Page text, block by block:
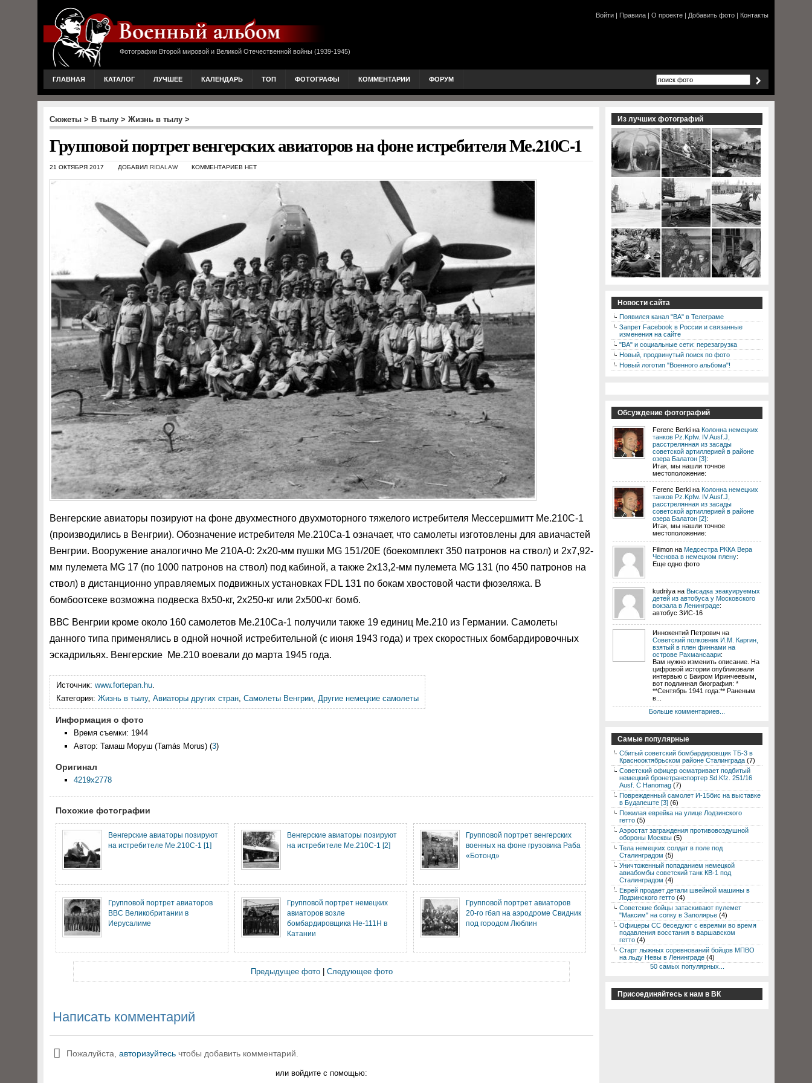
Фотографии Второй мировой и Великой Отечественной войны (1939-1945)
Войти | Правила | О проекте | Добавить фото | Контакты
ГЛАВНАЯ КАТАЛОГ ЛУЧШЕЕ КАЛЕНДАРЬ ТОП ФОТОГРАФЫ КОММЕНТАРИИ ФОРУМ
Сюжеты > В тылу > Жизнь в тылу >
Групповой портрет венгерских авиаторов на фоне истребителя Ме.210С-1
21 ОКТЯБРЯ 2017 ДОБАВИЛ RIDALAW КОММЕНТАРИЕВ НЕТ
Венгерские авиаторы позируют на фоне двухместного двухмоторного тяжелого истребителя Мессершмитт Me.210C-1
(производились в Венгрии). Обозначение истребителя Ме.210Са-1 означает, что самолеты изготовлены для авиачастей
Венгрии. Вооружение аналогично Me 210А-0: 2х20-мм пушки MG 151/20Е (боекомплект 350 патронов на ствол) и 2х7,92-
мм пулемета MG 17 (по 1000 патронов на ствол) под кабиной, а также 2х13,2-мм пулемета MG 131 (по 450 патронов на
ствол) в дистанционно управляемых подвижных установках FDL 131 по бокам хвостовой части фюзеляжа. В
бомбоотсеке возможна подвеска 8х50-кг, 2х250-кг или 2х500-кг бомб.
ВВС Венгрии кроме около 160 самолетов Me.210Са-1 получили также 19 единиц Me.210 из Германии. Самолеты
данного типа применялись в одной ночной истребительной (с июня 1943 года) и трех скоростных бомбардировочных
эскадрильях. Венгерские Ме.210 воевали до марта 1945 года.
Источник: www.fortepan.hu.
Категория: Жизнь в тылу, Авиаторы других стран, Самолеты Венгрии, Другие немецкие самолеты
Информация о фото
Время съемки: 1944
Автор: Тамаш Моруш (Tamás Morus) (3)
Оригинал
4219x2778
Похожие фотографии
Венгерские авиаторы позируют
на истребителе Ме.210С-1 [1]
Венгерские авиаторы позируют
на истребителе Ме.210С-1 [2]
Групповой портрет венгерских
военных на фоне грузовика Раба
«Ботонд»
Групповой портрет авиаторов
ВВС Великобритании в
Иерусалиме
Групповой портрет немецких
авиаторов возле
бомбардировщика He-111H в
Катании
Групповой портрет авиаторов
20-го гбап на аэродроме Свидник
под городом Люблин
Предыдущее фото| Следующее фото
Написать комментарий
Пожалуйста, авторизуйтесь чтобы добавить комментарий.
или войдите с помощью:
Из лучших фотографий
Новости сайта
Появился канал "ВА" в Телеграме
Запрет Facebook в России и связанные
изменения на сайте
"ВА" и социальные сети: перезагрузка
Новый, продвинутый поиск по фото
Новый логотип "Военного альбома"!
Обсуждение фотографий
Ferenc Berki на Колонна немецких
танков Pz.Kpfw. IV Ausf.J,
расстрелянная из засады
советской артиллерией в районе
озера Балатон [3]:
Итак, мы нашли точное
местоположение:
Ferenc Berki на Колонна немецких
танков Pz.Kpfw. IV Ausf.J,
расстрелянная из засады
советской артиллерией в районе
озера Балатон [2]:
Итак, мы нашли точное
местоположение:
Filimon на Медсестра РККА Вера
Чеснова в немецком плену:
Еще одно фото
kudrilya на Высадка эвакуируемых
детей из автобуса у Московского
вокзала в Ленинграде:
автобус ЗИС-16
Иннокентий Петрович на
Советский полковник И.М. Каргин,
взятый в плен финнами на
острове Рахмансаари:
Вам нужно изменить описание. На
цифровой истории опубликовали
интервью с Баиром Иринчеевым,
вот подлинная биография: *
**Сентябрь 1941 года:** Раненым
в...
Больше комментариев...
Самые популярные
Сбитый советский бомбардировщик ТБ-3 в
Краснооктябрьском районе Сталинграда (7)
Советский офицер осматривает подбитый
немецкий бронетранспортер Sd.Kfz. 251/16
Ausf. C Hanomag (7)
Поврежденный самолет И-15бис на выставке
в Будапеште [3] (6)
Пожилая еврейка на улице Лодзинского
гетто (5)
Аэростат заграждения противовоздушной
обороны Москвы (5)
Тела немецких солдат в поле под
Сталинградом (5)
Уничтоженный попаданием немецкой
авиабомбы советский танк КВ-1 под
Сталинградом (4)
Еврей продает детали швейной машины в
Лодзинского гетто (4)
Советские бойцы затаскивают пулемет
"Максим" на сопку в Заполярье (4)
Офицеры СС беседуют с евреями во время
подавления восстания в варшавском
гетто (4)
Старт лыжных соревнований бойцов МПВО
на льду Невы в Ленинграде (4)
50 самых популярных...
Присоединяйтесь к нам в ВК